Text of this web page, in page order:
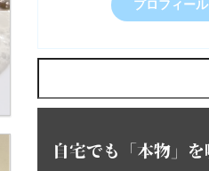
プロフィール